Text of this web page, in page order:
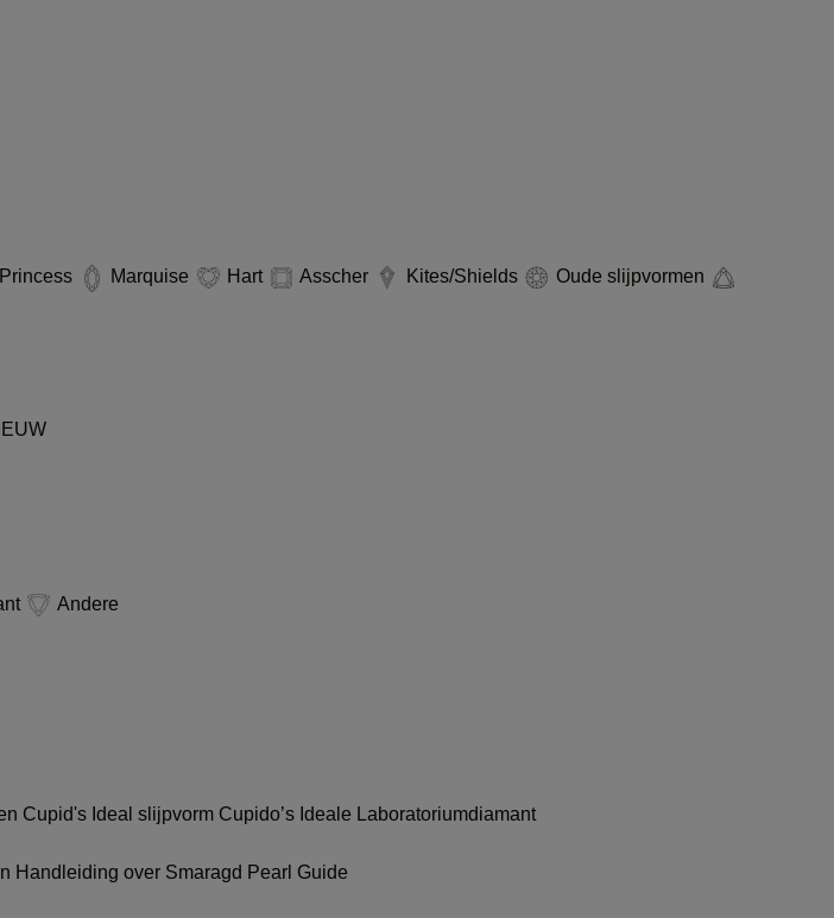
Princess Marquise Hart Asscher Kites/Shields
Oude slijpvormen
Andere
Cupid's Ideal slijpvorm Cupido’s Ideale Laboratoriumdiamant
Handleiding over Smaragd Pearl Guide